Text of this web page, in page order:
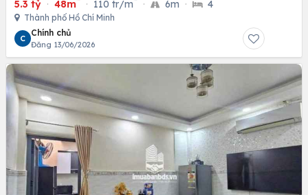
5.3 tỷ · 48m · 110 tr/m · 6m · 4
Thành phố Hồ Chí Minh
C
Chính chủ
Đăng 13/06/2026